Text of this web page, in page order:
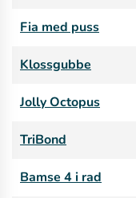
Fia med puss
Klossgubbe
Jolly Octopus
TriBond
Bamse 4 i rad